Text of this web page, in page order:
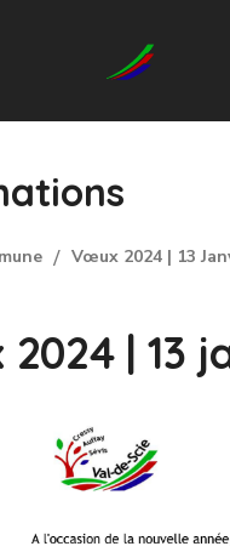
Vœux 2024 | 13
| 13